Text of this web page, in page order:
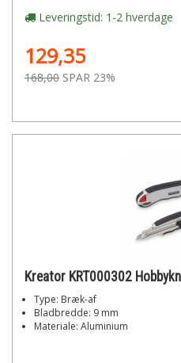
Leveringstid: 1-2 hverdage
129,35
168,00 SPAR 23%
Type: Bræk-af
Bladbredde: 9 mm
Materiale: Aluminium